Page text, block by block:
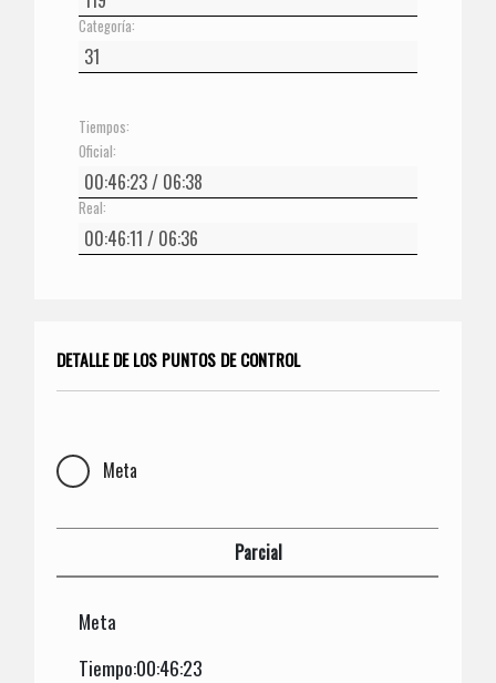
Categoría:
Tiempos:
Oficial:
Real:
DETALLE DE LOS PUNTOS DE CONTROL
Meta
Parcial
Meta
Tiempo:00:46:23